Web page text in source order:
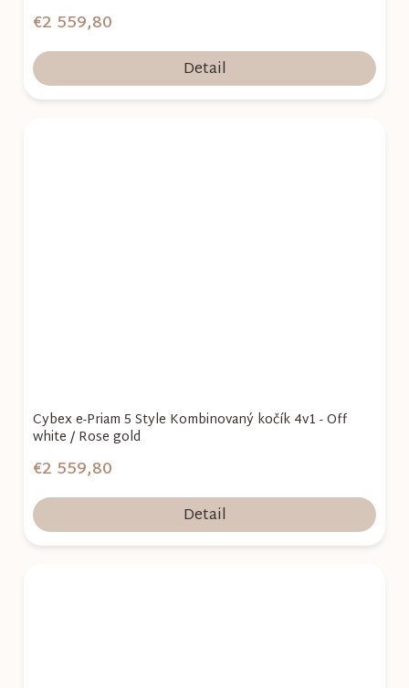
€2 559,80
Detail
Cybex e-Priam 5 Style Kombinovaný kočík 4v1 - Off
white / Rose gold
€2 559,80
Detail